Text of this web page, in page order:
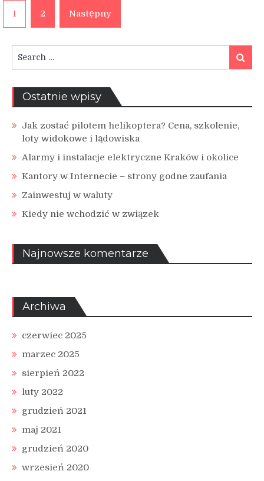
Stronicowanie
wpisów
1 2 Następny
for:
Search
Ostatnie wpisy
Jak zostać pilotem helikoptera? Cena, szkolenie,
loty widokowe i lądowiska
Alarmy i instalacje elektryczne Kraków i okolice
Kantory w Internecie – strony godne zaufania
Zainwestuj w waluty
Kiedy nie wchodzić w związek
Najnowsze komentarze
Archiwa
czerwiec 2025
marzec 2025
sierpień 2022
luty 2022
grudzień 2021
maj 2021
grudzień 2020
wrzesień 2020